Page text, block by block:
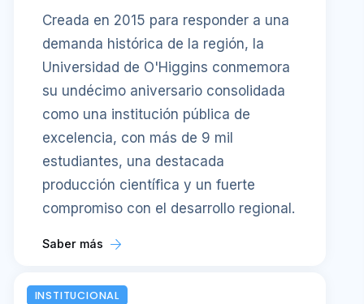
Creada en 2015 para responder a una
demanda histórica de la región, la
Universidad de O'Higgins conmemora
su undécimo aniversario consolidada
como una institución pública de
excelencia, con más de 9 mil
estudiantes, una destacada
producción científica y un fuerte
compromiso con el desarrollo regional.
Saber más
INSTITUCIONAL